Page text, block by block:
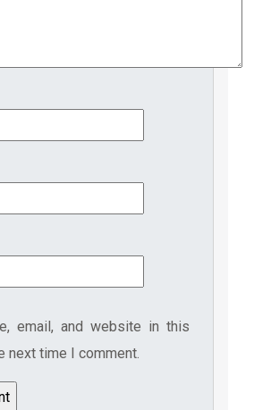
email, and website in this
next time I comment.